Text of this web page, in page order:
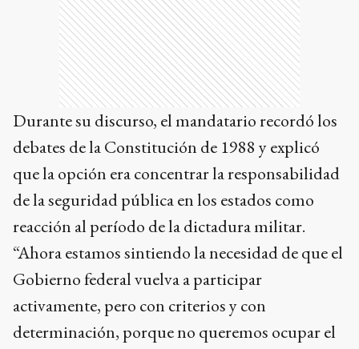
Durante su discurso, el mandatario recordó los
debates de la Constitución de 1988 y explicó
que la opción era concentrar la responsabilidad
de la seguridad pública en los estados como
reacción al período de la dictadura militar.
“Ahora estamos sintiendo la necesidad de que el
Gobierno federal vuelva a participar
activamente, pero con criterios y con
determinación, porque no queremos ocupar el